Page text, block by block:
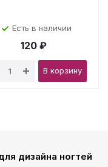
Есть в наличии
120 ₽
В корзину
дизайна ногтей